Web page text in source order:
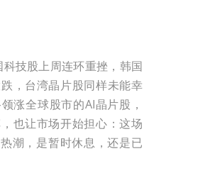
科技股上周连环重挫，韩国
，台湾晶片股同样未能幸
涨全球股市的AI晶片股，
也让市场开始担心：这场
潮，是暂时休息，还是已